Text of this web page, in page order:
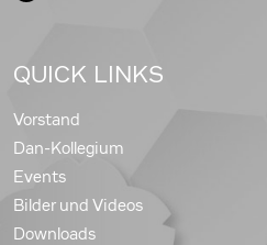
QUICK LINKS
Vorstand
Dan-Kollegium
Events
Bilder und Videos
Downloads